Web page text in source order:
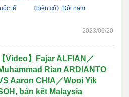
tế
《biến cố》Đôi nam
2023/06/20
【Video】Fajar ALFIAN／
Muhammad Rian ARDIANTO
Aaron CHIA／Wooi Yik
bán kết Malaysia